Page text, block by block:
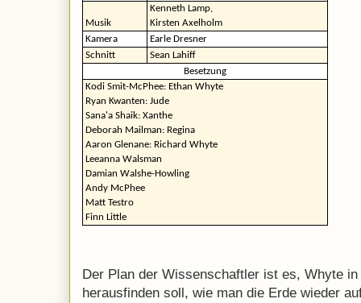
Musik
Kenneth Lamp,
Kirsten Axelholm
Kamera
Earle Dresner
Schnitt
Sean Lahiff
Besetzung
Kodi Smit-McPhee: Ethan Whyte
Ryan Kwanten: Jude
Sana'a Shaik: Xanthe
Deborah Mailman: Regina
Aaron Glenane: Richard Whyte
Leeanna Walsman
Damian Walshe-Howling
Andy McPhee
Matt Testro
Finn Little
Der Plan der Wissenschaftler ist es, Whyte
herausfinden soll, wie man die Erde wieder